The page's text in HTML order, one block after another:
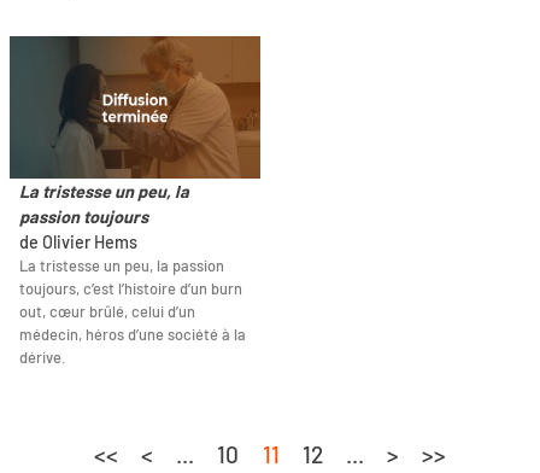
La tristesse un peu, la
passion toujours
de Olivier Hems
La tristesse un peu, la passion
toujours, c’est l’histoire d’un burn
out, cœur brûlé, celui d’un
médecin, héros d’une société à la
dérive.
<< < ... 10 11 12 ... > >>